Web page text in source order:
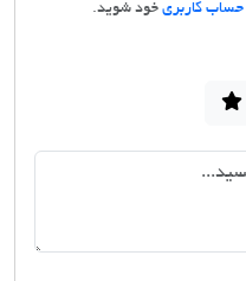
حساب کاربری خود شوید.